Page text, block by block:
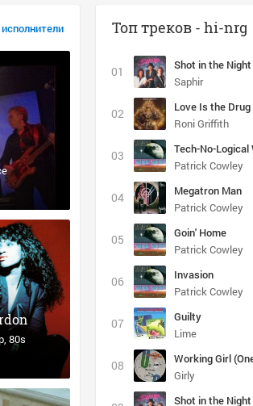
80s
Топ треков - hi-nrg
Shot in the Night
Saphir
Love Is the Drug
Roni Griffith
Tech-No-Logical
Patrick Cowley
Megatron Man
Patrick Cowley
Goin' Home
Patrick Cowley
Invasion
Patrick Cowley
Guilty
Lime
Girly
Shot in the Night